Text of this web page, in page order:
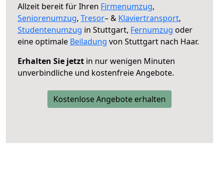
Allzeit bereit für Ihren Firmenumzug,
Seniorenumzug, Tresor– & Klaviertransport,
Studentenumzug in Stuttgart, Fernumzug oder
eine optimale Beiladung von Stuttgart nach Haar.
Erhalten Sie jetzt in nur wenigen Minuten
unverbindliche und kostenfreie Angebote.
Kostenlose Angebote erhalten